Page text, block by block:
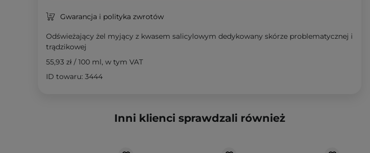
Gwarancja i polityka zwrotów
Odświeżający żel myjący z kwasem salicylowym dedykowany skórze problematycznej i
trądzikowej
55,93 zł / 100 ml, w tym VAT
ID towaru: 3444
Inni klienci sprawdzali również